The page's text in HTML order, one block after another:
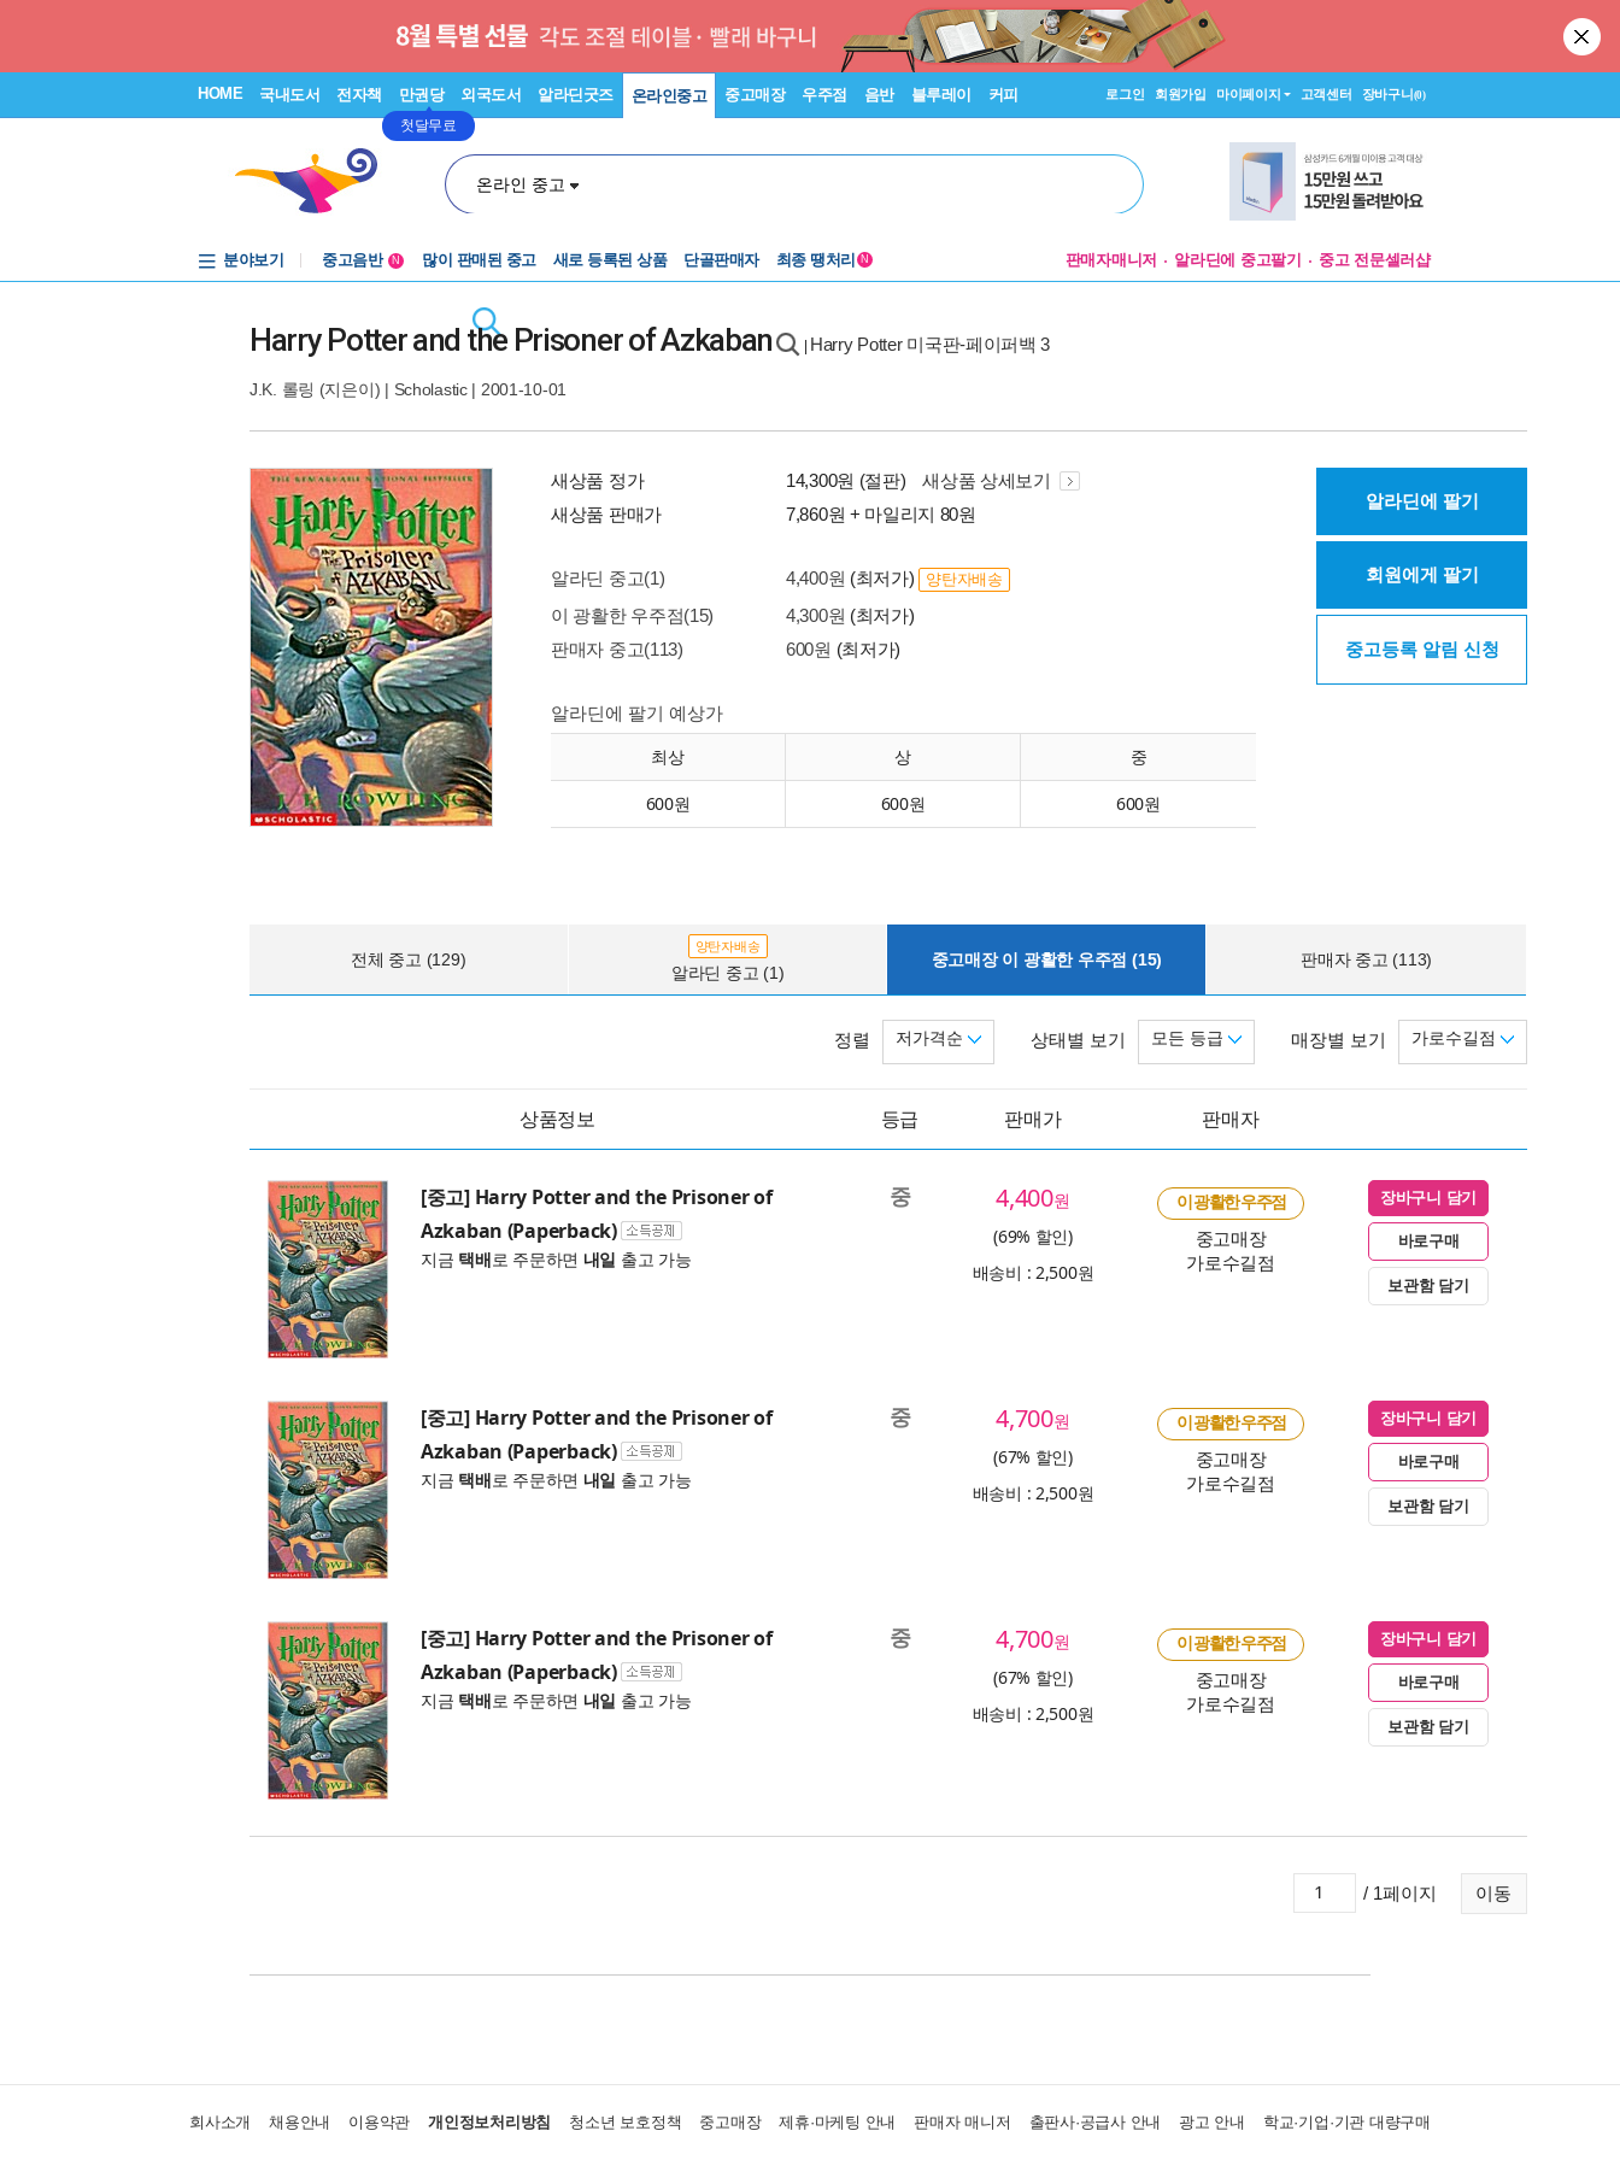
HOME 국내도서 전자책 만권당
첫달무료
외국도서 알라딘굿즈 온라인중고 중고매장 우주점 음반 블루레이 커피 로그인 회원가입 마이페이지 고객센터 장바구니(0)
온라인 중고
분야보기
중고음반
N 많이 판매된 중고 새로 등록된 상품 단골판매자 최종 땡처리 N 판매자매니저 알라딘에 중고팔기 중고 전문셀러샵
Harry Potter and the Prisoner of Azkaban Harry Potter 미국판-페이퍼백 3
J.K. 롤링 (지은이) | Scholastic| 2001-10-01
새상품 정가 14,300원 (절판)
새상품 상세보기
새상품 판매가
7,860원 + 마일리지 80원
알라딘 중고(1) 4,400원 (최저가) 양탄자배송
이 광활한 우주점(15) 4,300원 (최저가)
판매자 중고(113)
600원 (최저가)
알라딘에 팔기 예상가
최상 상 중
600원 600원 600원
알라딘에 팔기
회원에게 팔기
중고등록 알림 신청
전체 중고 (129)
양탄자배송
알라딘 중고 (1)
중고매장 이 광활한 우주점 (15) 판매자 중고 (113)
매장별 보기 가로수길점
상태별 보기 모든 등급
정렬 저가격순
상품정보 등급 판매가 판매자
[중고] Harry Potter and the Prisoner of
Azkaban (Paperback)
지금 택배로 주문하면 내일 출고 가능
중 4,400원
(69% 할인)
배송비 : 2,500원
이 광활한 우주점
중고매장
가로수길점
장바구니 담기
바로구매
보관함 담기
[중고] Harry Potter and the Prisoner of
Azkaban (Paperback)
지금 택배로 주문하면 내일 출고 가능
중 4,700원
(67% 할인)
배송비 : 2,500원
이 광활한 우주점
중고매장
가로수길점
장바구니 담기
바로구매
보관함 담기
[중고] Harry Potter and the Prisoner of
Azkaban (Paperback)
지금 택배로 주문하면 내일 출고 가능
중 4,700원
(67% 할인)
배송비 : 2,500원
이 광활한 우주점
중고매장
가로수길점
장바구니 담기
바로구매
보관함 담기
이동
/ 1페이지
회사소개 채용안내 이용약관 개인정보처리방침 청소년 보호정책 중고매장 제휴·마케팅 안내 판매자 매니저 출판사·공급사 안내 광고 안내 학교·기업·기관 대량구매